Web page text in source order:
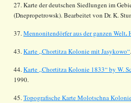
27. Karte der deutschen Siedlungen im
(Dnepropetrowsk).Bearbeitet von Dr. K.
37.Mennonitendörferaus der ganzen Welt.
43.Karte „ChortitzaKolonie mitJasykowo“.
44.Karte „Chortitza Kolonie 1833“by W.
1990.
45.Topografische Karte Molotschna